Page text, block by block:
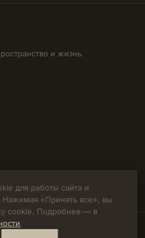
и жизнь.
М.Н. · ИНН
для работы сайта и
Нажимая «Принять все», вы
cookie. Подробнее — в
.